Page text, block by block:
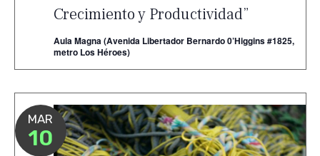
Crecimiento y Productividad”
Aula Magna (Avenida Libertador Bernardo 0’Higgins #1825,
metro Los Héroes)
MAR
10